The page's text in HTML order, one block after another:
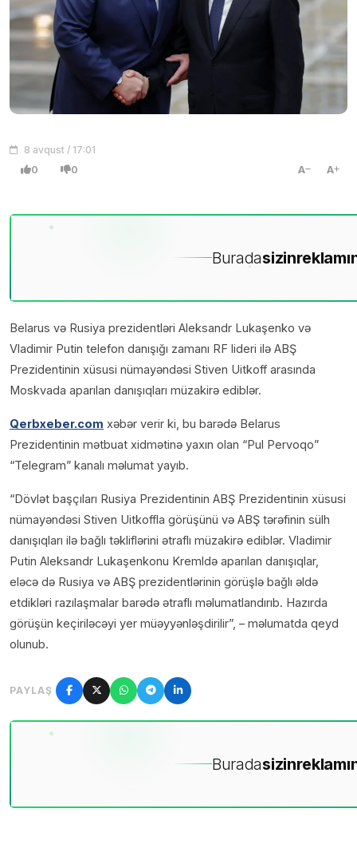
8 avqust / 17:01
0 0 A A
Buradasizin
Belarus və Rusiya prezidentləri Aleksandr Lukaşenko və
Vladimir Putin telefon danışığı zamanı RF lideri ilə ABŞ
Prezidentinin xüsusi nümayəndəsi Stiven Uitkoff arasında
Moskvada aparılan danışıqları müzakirə ediblər.
Qerbxeber.com xəbər verir ki, bu barədə Belarus
Prezidentinin mətbuat xidmətinə yaxın olan “Pul Pervoqo”
“Telegram” kanalı məlumat yayıb.
“Dövlət başçıları Rusiya Prezidentinin ABŞ Prezidentinin xüsusi
nümayəndəsi Stiven Uitkoffla görüşünü və ABŞ tərəfinin sülh
danışıqları ilə bağlı təkliflərini ətraflı müzakirə ediblər. Vladimir
Putin Aleksandr Lukaşenkonu Kremldə aparılan danışıqlar,
eləcə də Rusiya və ABŞ prezidentlərinin görüşlə bağlı əldə
etdikləri razılaşmalar barədə ətraflı məlumatlandırıb. Hazırda
görüşün keçiriləcəyi yer müəyyənləşdirilir”, – məlumatda qeyd
olunub.
PAYLAŞ
Buradasizin